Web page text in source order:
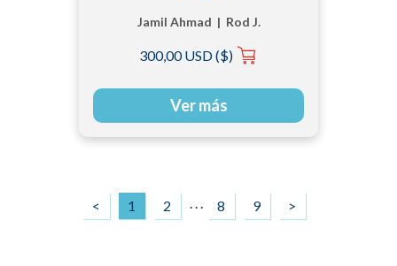
Jamil Ahmad | Rod J.
Adams Jr.
300,00 USD ($)
Ver más
< 1 2 . . . 8 9 >